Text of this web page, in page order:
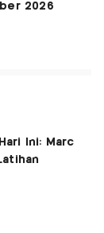
2026
Ini: Marc